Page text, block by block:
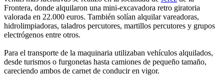
Frontera, donde alquilaron una mini-excavadora retro giratoria
valorada en 22.000 euros. También solían alquilar vareadoras,
hidrolimpiadoras, taladros percutores, martillos percutores y grupos
electrógenos entre otros.
Para el transporte de la maquinaria utilizaban vehículos alquilados,
desde turismos o furgonetas hasta camiones de pequeño tamaño,
careciendo ambos de carnet de conducir en vigor.